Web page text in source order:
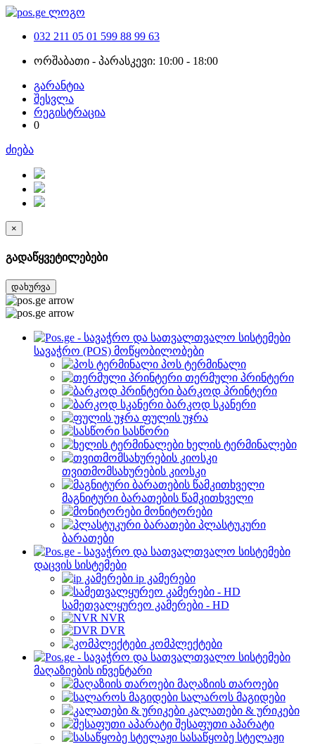
032 211 05 01 599 88 99 63
ორშაბათი - პარასკევი: 10:00 - 18:00
გარანტია
შესვლა
რეგისტრაცია
0
ძიება
×
გადაწყვეტილებები
დახურვა
სავაჭრო (POS) მოწყობილობები
პოს ტერმინალი
თერმული პრინტერი
ბარკოდ პრინტერი
ბარკოდ სკანერი
ფულის უჯრა
სასწორი
ხელის ტერმინალები
თვითმომსახურების კიოსკი
მაგნიტური ბარათების წამკითხველი
მონიტორები
პლასტუკური
ბარათები
დაცვის სისტემები
ip კამერები
სამეთვალყურეო კამერები - HD
NVR
DVR
კომპლექტები
მაღაზიების ინვენტარი
მაღაზიის თაროები
სალაროს მაგიდები
კალათები & ურიკები
შესაფუთი აპარატი
სასაწყობე სტელაჟი